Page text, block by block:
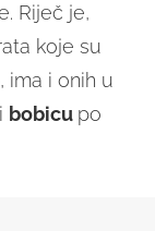
Riječ je,
koje su
, ima i onih u
bobicu po